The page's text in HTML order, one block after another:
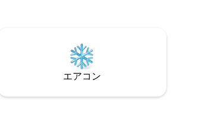
エアコン